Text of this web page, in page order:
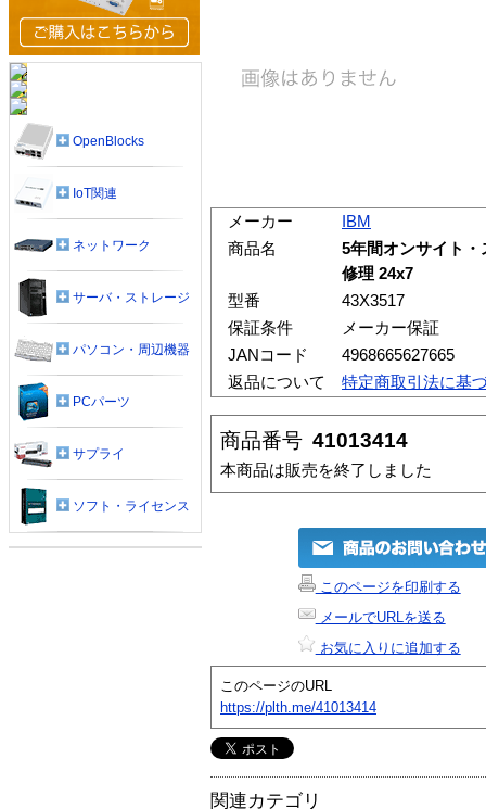
メーカー
IBM
商品名
5年間オンサイト
修理 24x7
型番
43X3517
保証条件
メーカー保証
JANコード
4968665627665
返品について
特定商取引法に基
商品番号 41013414
本商品は販売を終了しました
このページを印刷する
メールでURLを送る
お気に入りに追加する
このページのURL
https://plth.me/41013414
関連カテゴリ
OpenBlocks
IoT関連
ネットワーク
サーバ・ストレージ
パソコン・周辺機器
PCパーツ
サプライ
ソフト・ライセンス